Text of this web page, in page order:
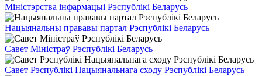
Міністэрства інфармацыі Рэспублікі Беларусь
Нацыянальны прававы партал Рэспублікі Беларусь
Савет Міністраў Рэспублікі Беларусь
Савет Рэспублікі Нацыянальнага сходу Рэспублікі Беларусь